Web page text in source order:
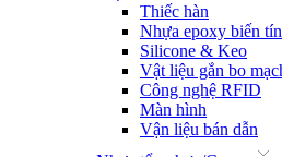
Thiếc hàn
Nhựa epoxy biến
Silicone & Keo
Vật liệu gắn bo
Công nghệ RFID
Màn hình
Vận liệu bán dẫn